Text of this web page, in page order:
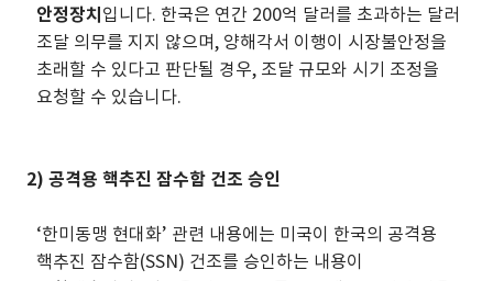
안정장치 입니다. 한국은 연간 200억 달러를 초과하는 달러
조달 의무를 지지 않으며, 양해각서 이행이 시장불안정을
초래할 수 있다고 판단될 경우, 조달 규모와 시기 조정을
요청할 수 있습니다.
2) 공격용 핵추진 잠수함 건조 승인
‘한미동맹 현대화’ 관련 내용에는 미국이 한국의 공격용
핵추진 잠수함(SSN) 건조를 승인하는 내용이